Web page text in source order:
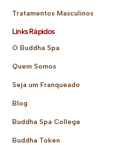
Tratamentos Masculinos
Links Rápidos
O Buddha Spa
Quem Somos
Seja um Franqueado
Blog
Buddha Spa College
Buddha Token